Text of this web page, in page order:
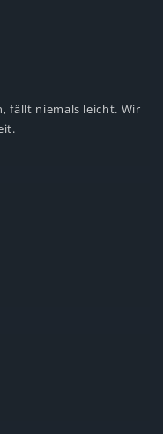
fällt niemals leicht. Wir